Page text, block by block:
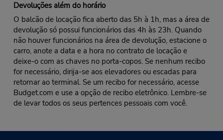
Devoluções além do horário
O balcão de locação fica aberto das 5h à 1h, mas a área de
devolução só possui funcionários das 4h às 23h. Quando
não houver funcionários na área de devolução, estacione o
carro, anote a data e a hora no contrato de locação e
deixe-o com as chaves no porta-copos. Se nenhum recibo
for necessário, dirija-se aos elevadores ou escadas para
retornar ao terminal. Se um recibo for necessário, acesse
Budget.com e use a opção de recibo eletrônico. Lembre-se
de levar todos os seus pertences pessoais com você.